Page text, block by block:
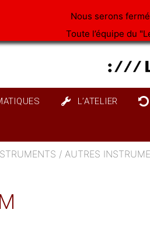
Nous serons
Toute l’équipe du
L’ATELIER
/ AUTRES